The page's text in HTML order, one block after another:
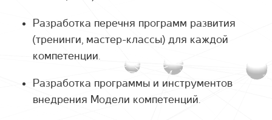
Разработка перечня программ развития
(тренинги, мастер-классы) для каждой
компетенции.
Разработка программы и инструментов
внедрения Модели компетенций.